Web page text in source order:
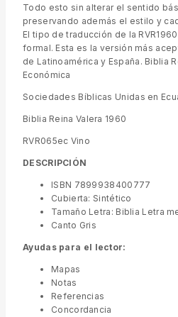
Todo esto sin alterar el sentido
preservando además el estilo y
El tipo de traducción de la
formal. Esta es la versión más
de Latinoamérica y España. Biblia
Económica
Sociedades Bíblicas Unidas en
Biblia Reina Valera 1960
RVR065ec Vino
DESCRIPCIÓN
ISBN 7899938400777
Cubierta: Sintético
Tamaño Letra: Biblia Letra
Canto Gris
Ayudas para el lector:
Mapas
Notas
Referencias
Concordancia